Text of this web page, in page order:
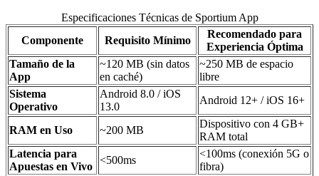
Especificaciones Técnicas de Sportium App
Componente
Requisito Mínimo
Recomendado para
Experiencia Óptima
Tamaño de la
App
~120 MB (sin datos
en caché)
~250 MB de espacio
libre
Sistema
Operativo
Android 8.0 / iOS
13.0
Android 12+ / iOS 16+
RAM en Uso ~200 MB
Dispositivo con 4 GB+
RAM total
Latencia para
Apuestas en Vivo
<500ms
<100ms (conexión 5G o
fibra)